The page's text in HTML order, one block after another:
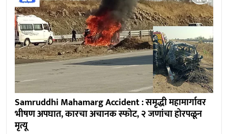
Samruddhi Mahamarg Accident : समृद्धी महामार्गावर
भीषण अपघात, कारचा अचानक स्फोट, २ जणांचा होरपळून
मृत्यू